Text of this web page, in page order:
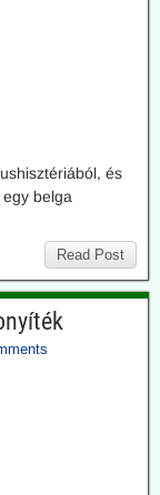
és
belga
Read Post